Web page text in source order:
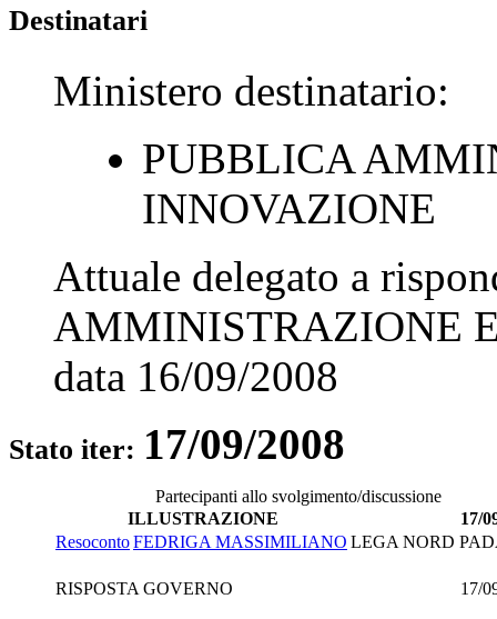
Destinatari
Ministero destinatario:
PUBBLICA
INNOVAZIONE
Attuale delegato a
AMMINISTRAZIONE
data 16/09/2008
Stato iter: 17/09/2008
Partecipanti allo svolgimento/discussione
ILLUSTRAZIONE
17/
ResocontoFEDRIGA MASSIMILIANO LEGA NORD
RISPOSTA GOVERNO 17/